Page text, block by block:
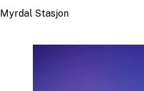
Myrdal Stasjon